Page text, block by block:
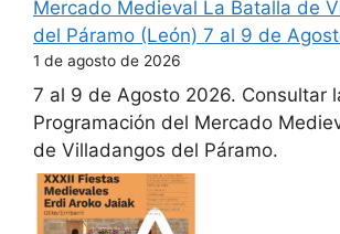
Mercado Medieval La Batalla de
del Páramo (León) 7 al 9 de
1 de agosto de 2026
7 al 9 de Agosto 2026. Consultar
Programación del Mercado
de Villadangos del Páramo.